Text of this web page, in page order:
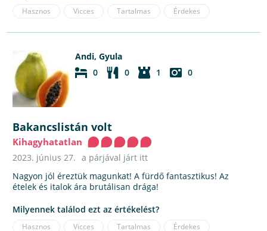
Hasznos Vicces Tartalmas Érdekes
Andi, Gyula
0
0 1 0
Bakancslistán volt
Kihagyhatatlan
2023. június 27. a párjával járt itt
Nagyon jól éreztük magunkat! A fürdő fantasztikus! Az
ételek és italok ára brutálisan drága!
Milyennek találod ezt az értékelést?
Hasznos Vicces Tartalmas Érdekes